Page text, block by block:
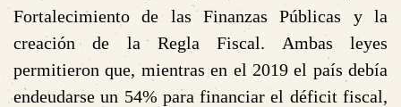
Fortalecimiento de las Finanzas Públicas y la
creación de la Regla Fiscal. Ambas leyes
permitieron que, mientras en el 2019 el país debía
endeudarse un 54% para financiar el déficit fiscal,